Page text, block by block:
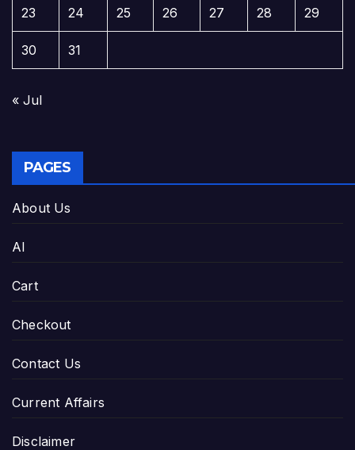
23 24 25 26 27 28 29
30 31
« Jul
PAGES
About Us
AI
Cart
Checkout
Contact Us
Current Affairs
Disclaimer